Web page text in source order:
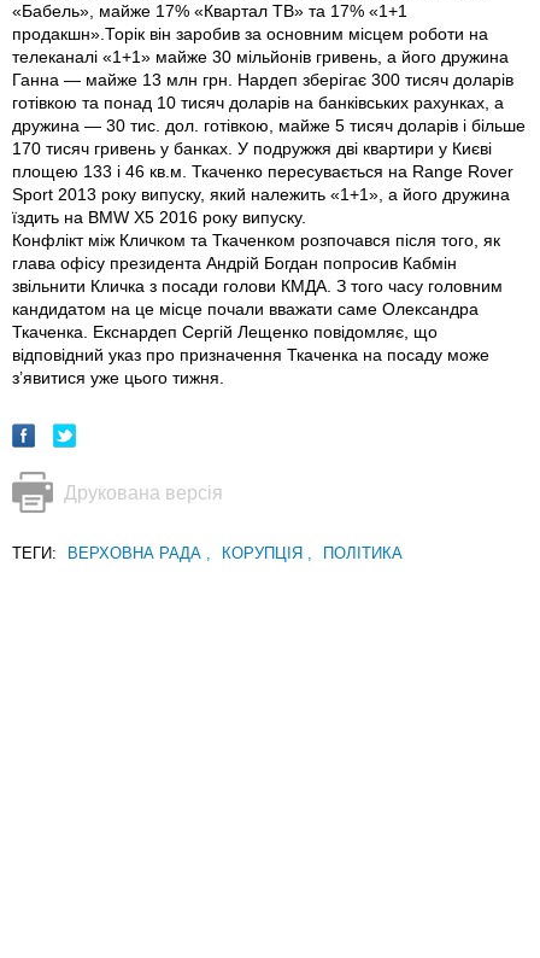
«Бабель», майже 17% «Квартал ТВ» та 17% «1+1
продакшн».Торік він заробив за основним місцем роботи на
телеканалі «1+1» майже 30 мільйонів гривень, а його дружина
Ганна — майже 13 млн грн. Нардеп зберігає 300 тисяч доларів
готівкою та понад 10 тисяч доларів на банківських рахунках, а
дружина — 30 тис. дол. готівкою, майже 5 тисяч доларів і більше
170 тисяч гривень у банках. У подружжя дві квартири у Києві
площею 133 і 46 кв.м. Ткаченко пересувається на Range Rover
Sport 2013 року випуску, який належить «1+1», а його дружина
їздить на BMW X5 2016 року випуску.
Конфлікт між Кличком та Ткаченком розпочався після того, як
глава офісу президента Андрій Богдан попросив Кабмін
звільнити Кличка з посади голови КМДА. З того часу головним
кандидатом на це місце почали вважати саме Олександра
Ткаченка. Екс­нардеп Сергій Лещенко повідомляє, що
відповідний указ про призначення Ткаченка на посаду може
з’явитися уже цього тижня.
Друкована версія
ТЕГИ: ВЕРХОВНА РАДА , КОРУПЦІЯ , ПОЛІТИКА